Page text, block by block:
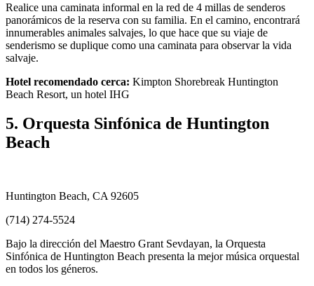
Realice una caminata informal en la red de 4 millas de senderos
panorámicos de la reserva con su familia. En el camino, encontrará
innumerables animales salvajes, lo que hace que su viaje de
senderismo se duplique como una caminata para observar la vida
salvaje.
Hotel recomendado cerca: Kimpton Shorebreak Huntington
Beach Resort, un hotel IHG
5. Orquesta Sinfónica de Huntington
Beach
Huntington Beach, CA 92605
(714) 274-5524
Bajo la dirección del Maestro Grant Sevdayan, la Orquesta
Sinfónica de Huntington Beach presenta la mejor música orquestal
en todos los géneros.